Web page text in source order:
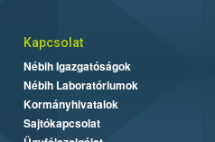
Kapcsolat
Nébih Igazgatóságok
Nébih Laboratóriumok
Kormányhivatalok
Sajtókapcsolat